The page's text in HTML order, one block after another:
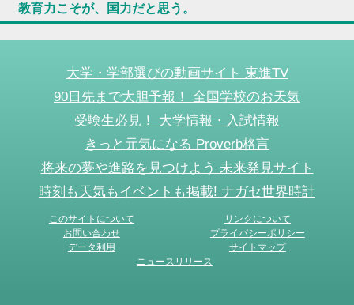
教育力こそが、国力だと思う。
大学・学部選びの動画サイト 東進TV
90日先まで大胆予報！ 全国学校のお天気
受験生必見！ 大学情報・入試情報
きっと元気になる Proverb格言
将来の夢や進路を見つけよう 未来発見サイト
時刻も天気もイベントも掲載! ナガセ世界時計
このサイトについて
リンクについて
お問い合わせ
プライバシーポリシー
データ利用
サイトマップ
ニュースリリース